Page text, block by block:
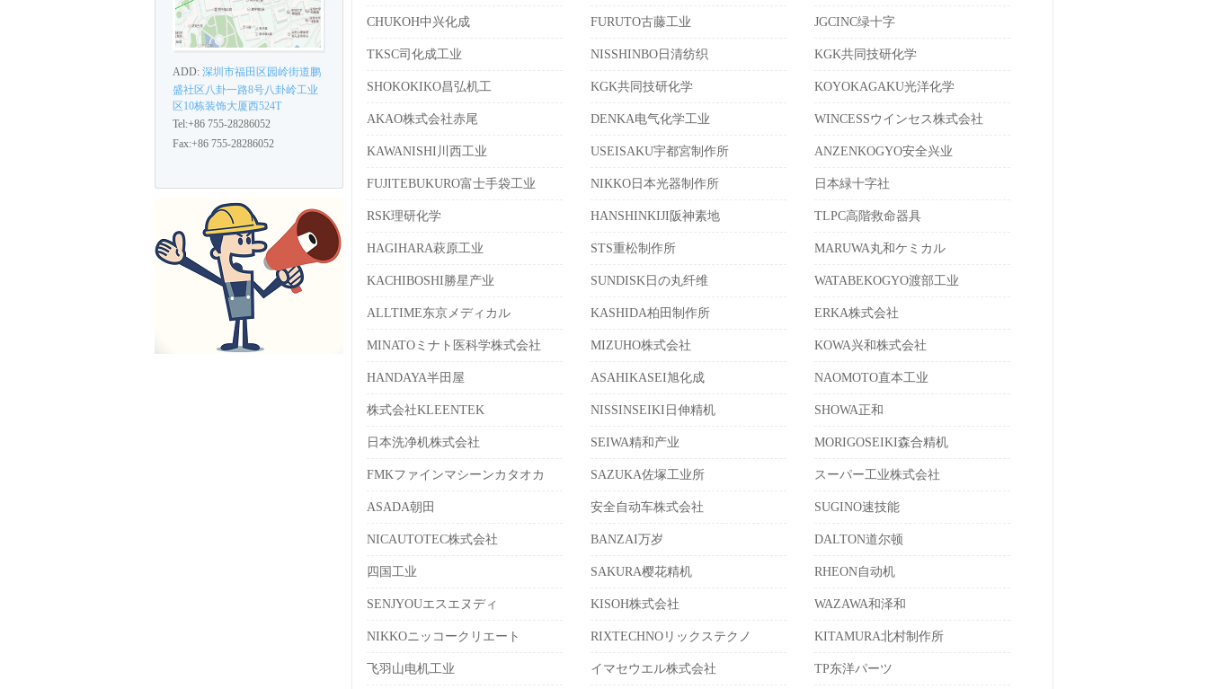
ADD: 深圳市福田区园岭街道鹏
盛社区八卦一路8号八卦岭工业
区10栋装饰大厦西524T
Tel:+86 755-28286052
Fax:+86 755-28286052
CHUKOH中兴化成 FURUTO古藤工业 JGCINC绿十字
TKSC司化成工业 NISSHINBO日清纺织 KGK共同技研化学
SHOKOKIKO昌弘机工 KGK共同技研化学 KOYOKAGAKU光洋化学
AKAO株式会社赤尾 DENKA电气化学工业 WINCESSウインセス株式会社
KAWANISHI川西工业 USEISAKU宇都宮制作所 ANZENKOGYO安全兴业
FUJITEBUKURO富士手袋工业 NIKKO日本光器制作所 日本緑十字社
RSK理研化学 HANSHINKIJI阪神素地 TLPC高階救命器具
HAGIHARA萩原工业 STS重松制作所 MARUWA丸和ケミカル
KACHIBOSHI勝星产业 SUNDISK日の丸纤维 WATABEKOGYO渡部工业
ALLTIME东京メディカル KASHIDA柏田制作所 ERKA株式会社
MINATOミナト医科学株式会社 MIZUHO株式会社 KOWA兴和株式会社
HANDAYA半田屋 ASAHIKASEI旭化成 NAOMOTO直本工业
株式会社KLEENTEK NISSINSEIKI日伸精机 SHOWA正和
日本洗净机株式会社 SEIWA精和产业 MORIGOSEIKI森合精机
FMKファインマシーンカタオカ SAZUKA佐塚工业所 スーパー工业株式会社
ASADA朝田 安全自动车株式会社 SUGINO速技能
NICAUTOTEC株式会社 BANZAI万岁 DALTON道尔顿
四国工业 SAKURA樱花精机 RHEON自动机
SENJYOUエスエヌディ KISOH株式会社 WAZAWA和泽和
NIKKOニッコークリエート RIXTECHNOリックステクノ KITAMURA北村制作所
飞羽山电机工业 イマセウエル株式会社 TP东洋パーツ